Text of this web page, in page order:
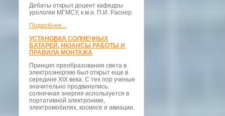
Дебаты открыл доцент кафедры
урологии МГМСУ, к.м.н. П.И. Раснер.
Подробнее...
УСТАНОВКА СОЛНЕЧНЫХ
БАТАРЕЙ, НЮАНСЫ РАБОТЫ И
ПРАВИЛА МОНТАЖА
Принцип преобразования света в
электроэнергию был открыт еще в
середине XIX века. С тех пор ученые
значительно продвинулись:
солнечная энергия используется в
портативной электронике,
электромобилях, космосе и авиации.